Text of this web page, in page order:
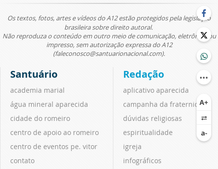
Os textos, fotos, artes e vídeos do A12 estão protegidos pela legislação
brasileira sobre direito autoral.
Não reproduza o conteúdo em outro meio de comunicação, eletrônico ou
impresso, sem autorização expressa do A12
(faleconosco@santuarionacional.com).
Santuário
academia marial
água mineral aparecida
cidade do romeiro
centro de apoio ao romeiro
centro de eventos pe. vitor
contato
Redação
aplicativo aparecida
campanha da fraternidade
dúvidas religiosas
espiritualidade
igreja
infográficos